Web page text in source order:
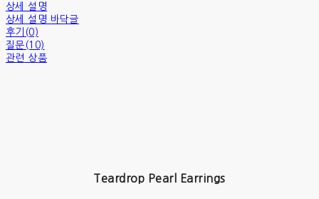
상세 설명
상세 설명 바닥글
후기(0)
질문(10)
관련 상품
Teardrop Pearl Earrings